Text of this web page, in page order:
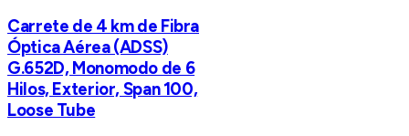
Carrete de 4 km de Fibra
Óptica Aérea (ADSS)
G.652D, Monomodo de 6
Hilos, Exterior, Span 100,
Loose Tube